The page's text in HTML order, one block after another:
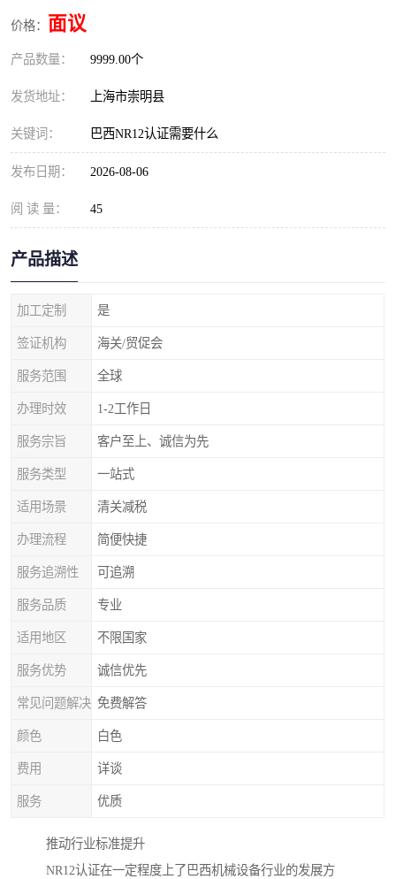
价格： 面议
产品数量： 9999.00个
发货地址： 上海市崇明县
关键词： 巴西NR12认证需要什么
发布日期： 2026-08-06
阅 读 量： 45
产品描述
加工定制 是
签证机构 海关/贸促会
服务范围 全球
办理时效 1-2工作日
服务宗旨 客户至上、诚信为先
服务类型 一站式
适用场景 清关减税
办理流程 简便快捷
服务追溯性 可追溯
服务品质 专业
适用地区 不限国家
服务优势 诚信优先
常见问题解决 免费解答
颜色 白色
费用 详谈
服务 优质
推动行业标准提升
NR12认证在一定程度上了巴西机械设备行业的发展方